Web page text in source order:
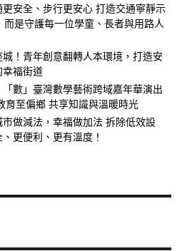
更安全、步行更安心 打造交通寧靜示
是守護每一位學童、長者與用路人
城！青年創意翻轉人本環境，打造安
福街道
「數」臺灣數學藝術跨域嘉年華演出
育至偏鄉 共享知識與溫暖時光
市做減法，幸福做加法 拆除低效設
更便利、更有溫度！